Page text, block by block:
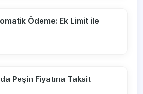
Ödeme: Ek Limit ile
Peşin Fiyatına Taksit